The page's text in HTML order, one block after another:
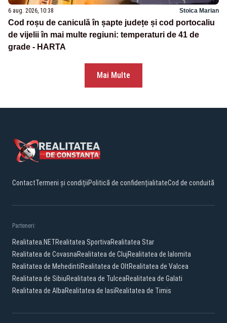
6 aug. 2026, 10:38 Stoica Marian
Cod roșu de caniculă în șapte județe și cod portocaliu
de vijelii în mai multe regiuni: temperaturi de 41 de
grade - HARTA
Mai Multe
ContactTermeni și condițiiPolitică de confidențialitateCod de conduită
Parteneri:
Realitatea.NETRealitatea SportivaRealitatea Star
Realitatea de CovasnaRealitatea de ClujRealitatea de Ialomita
Realitatea de MehedintiRealitatea de OltRealitatea de Valcea
Realitatea de SibiuRealitatea de TulceaRealitatea de Galati
Realitatea de AlbaRealitatea de IasiRealitatea de Timis